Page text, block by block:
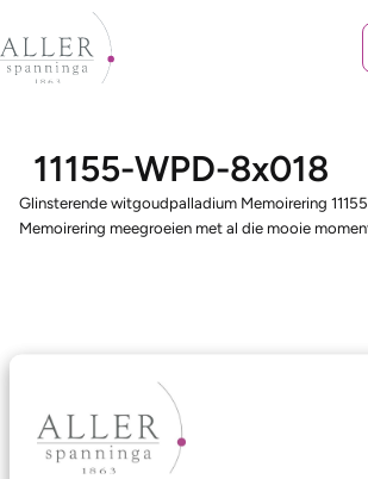
11155-WPD-8x018
Glinsterende witgoudpalladium Memoirering
Memoirering meegroeien met al die mooie
Ons aanbod
Trouwringen